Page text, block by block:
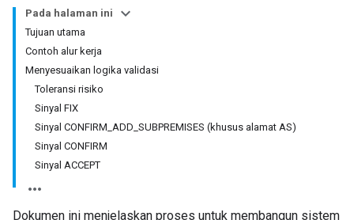
Pada halaman ini
Tujuan utama
Contoh alur kerja
Menyesuaikan logika validasi
Toleransi risiko
Sinyal FIX
Sinyal CONFIRM_ADD_SUBPREMISES (khusus alamat AS)
Sinyal CONFIRM
Sinyal ACCEPT
Dokumen ini menjelaskan proses untuk membangun sistem